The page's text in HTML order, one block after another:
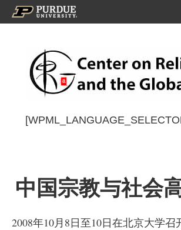
中国宗教与社会
2008年10月 8日至10日在北京大学召